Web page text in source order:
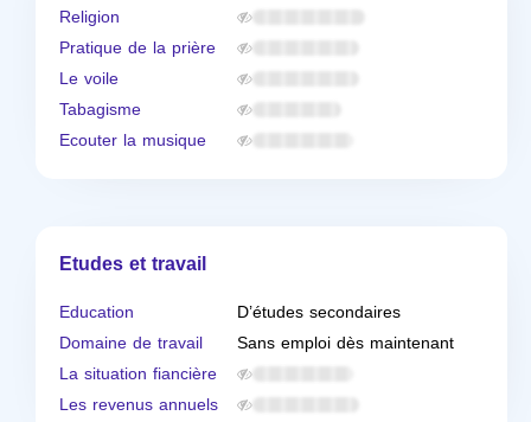
Religion
Pratique de la prière
Le voile
Tabagisme
Ecouter la musique
Etudes et travail
Education
D’études secondaires
Domaine de travail
Sans emploi dès maintenant
La situation fiancière
Les revenus annuels